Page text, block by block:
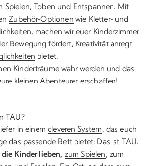
Spielen, Toben und Entspannen. Mit
Zubehör-Optionen wie Kletter- und
machen wir euer Kinderzimmer
Bewegung fördert, Kreativität anregt
bietet.
Kinderträume wahr werden und das
kleinen Abenteurer erschaffen!
TAU?
in einemcleveren System, das euch
das passende Bett bietet: Das ist TAU.
die Kinder lieben, zum Spielen, zum